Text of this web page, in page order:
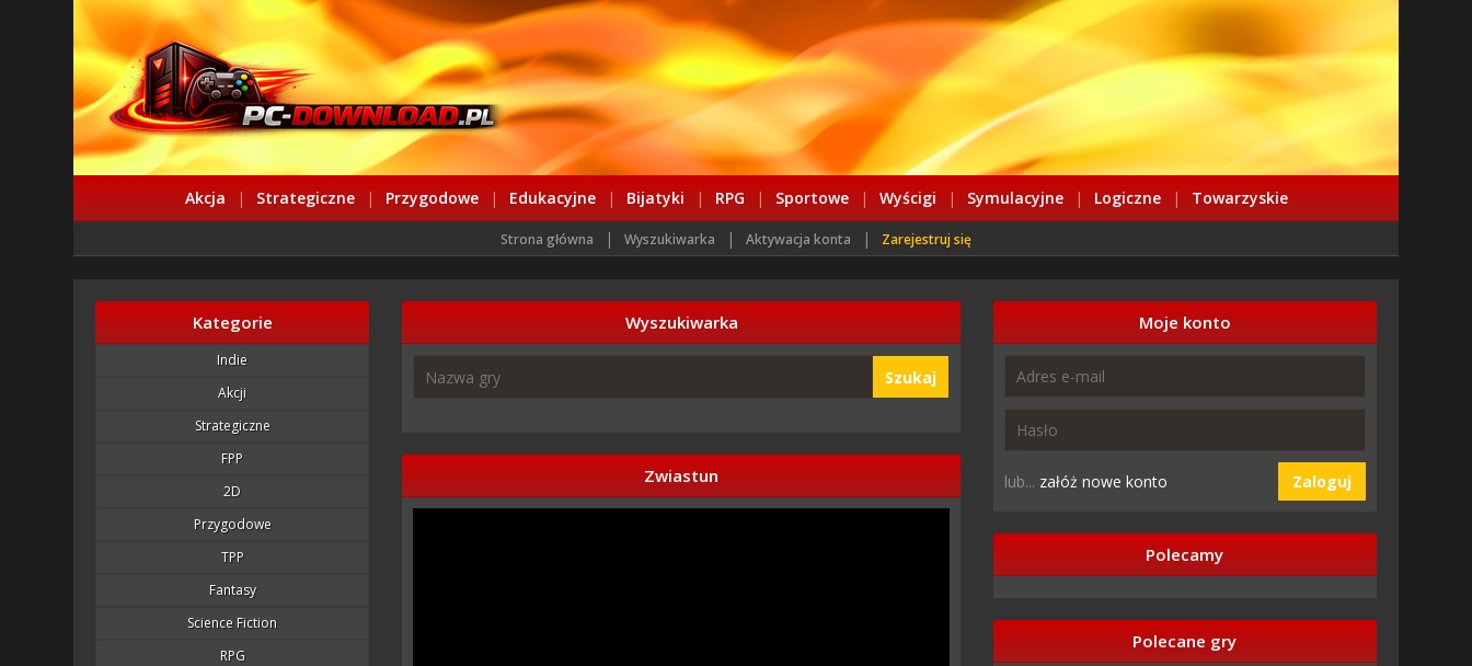
Akcja | Strategiczne | Przygodowe | Edukacyjne | Bijatyki | RPG | Sportowe | Wyścigi | Symulacyjne | Logiczne | Towarzyskie
Strona główna | Wyszukiwarka | Aktywacja konta | Zarejestruj się
Kategorie
Indie
Akcji
Strategiczne
FPP
2D
Przygodowe
TPP
Fantasy
Science Fiction
RPG
Wyszukiwarka
Szukaj
Zwiastun
Moje konto
lub... załóż nowe konto Zaloguj
Polecamy
Polecane gry